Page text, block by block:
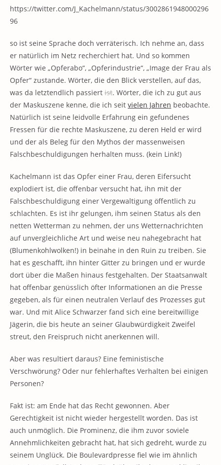
https://twitter.com/J_Kachelmann/status/3002861948000296
96
so ist seine Sprache doch verräterisch. Ich nehme an, dass
er natürlich im Netz recherchiert hat. Und so kommen
Wörter wie „Opferabo“, „Opferindustrie“, „Image der Frau als
Opfer“ zustande. Wörter, die den Blick verstellen, auf das,
was da letztendlich passiert ist. Wörter, die ich zu gut aus
der Maskuszene kenne, die ich seit vielen Jahren beobachte.
Natürlich ist seine leidvolle Erfahrung ein gefundenes
Fressen für die rechte Maskuszene, zu deren Held er wird
und der als Beleg für den Mythos der massenweisen
Falschbeschuldigungen herhalten muss. (kein Link!)
Kachelmann ist das Opfer einer Frau, deren Eifersucht
explodiert ist, die offenbar versucht hat, ihn mit der
Falschbeschuldigung einer Vergewaltigung öffentlich zu
schlachten. Es ist ihr gelungen, ihm seinen Status als den
netten Wetterman zu nehmen, der uns Wetternachrichten
auf unvergleichliche Art und weise neu nahegebracht hat
(Blumenkohlwolken!) in beinahe in den Ruin zu treiben. Sie
hat es geschafft, ihn hinter Gitter zu bringen und er wurde
dort über die Maßen hinaus festgehalten. Der Staatsanwalt
hat offenbar genüsslich öfter Informationen an die Presse
gegeben, als für einen neutralen Verlauf des Prozesses gut
war. Und mit Alice Schwarzer fand sich eine bereitwillige
Jägerin, die bis heute an seiner Glaubwürdigkeit Zweifel
streut, den Freispruch nicht anerkennen will.
Aber was resultiert daraus? Eine feministische
Verschwörung? Oder nur fehlerhaftes Verhalten bei einigen
Personen?
Fakt ist: am Ende hat das Recht gewonnen. Aber
Gerechtigkeit ist nicht wieder hergestellt worden. Das ist
auch unmöglich. Die Prominenz, die ihm zuvor soviele
Annehmlichkeiten gebracht hat, hat sich gedreht, wurde zu
seinem Unglück. Die Boulevardpresse fiel wie im ähnlich